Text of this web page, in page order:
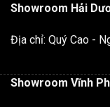
Showroom Hải
Địa chỉ: Quý Cao -
Showroom Vĩnh